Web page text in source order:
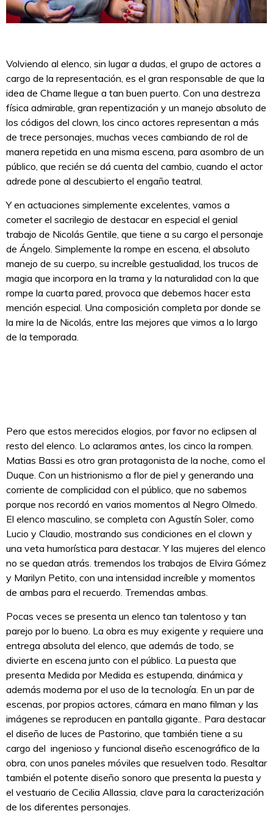
Volviendo al elenco, sin lugar a dudas, el grupo de actores a
cargo de la representación, es el gran responsable de que la
idea de Chame llegue a tan buen puerto. Con una destreza
física admirable, gran repentización y un manejo absoluto de
los códigos del clown, los cinco actores representan a más
de trece personajes, muchas veces cambiando de rol de
manera repetida en una misma escena, para asombro de un
público, que recién se dá cuenta del cambio, cuando el actor
adrede pone al descubierto el engaño teatral.
Y en actuaciones simplemente excelentes, vamos a
cometer el sacrilegio de destacar en especial el genial
trabajo de Nicolás Gentile, que tiene a su cargo el personaje
de Ángelo. Simplemente la rompe en escena, el absoluto
manejo de su cuerpo, su increíble gestualidad, los trucos de
magia que incorpora en la trama y la naturalidad con la que
rompe la cuarta pared, provoca que debemos hacer esta
mención especial. Una composición completa por donde se
la mire la de Nicolás, entre las mejores que vimos a lo largo
de la temporada.
Pero que estos merecidos elogios, por favor no eclipsen al
resto del elenco. Lo aclaramos antes, los cinco la rompen.
Matias Bassi es otro gran protagonista de la noche, como el
Duque. Con un histrionismo a flor de piel y generando una
corriente de complicidad con el público, que no sabemos
porque nos recordó en varios momentos al Negro Olmedo.
El elenco masculino, se completa con Agustín Soler, como
Lucio y Claudio, mostrando sus condiciones en el clown y
una veta humorística para destacar. Y las mujeres del elenco
no se quedan atrás. tremendos los trabajos de Elvira Gómez
y Marilyn Petito, con una intensidad increíble y momentos
de ambas para el recuerdo. Tremendas ambas.
Pocas veces se presenta un elenco tan talentoso y tan
parejo por lo bueno. La obra es muy exigente y requiere una
entrega absoluta del elenco, que además de todo, se
divierte en escena junto con el público. La puesta que
presenta Medida por Medida es estupenda, dinámica y
además moderna por el uso de la tecnología. En un par de
escenas, por propios actores, cámara en mano filman y las
imágenes se reproducen en pantalla gigante.. Para destacar
el diseño de luces de Pastorino, que también tiene a su
cargo del ingenioso y funcional diseño escenográfico de la
obra, con unos paneles móviles que resuelven todo. Resaltar
también el potente diseño sonoro que presenta la puesta y
el vestuario de Cecilia Allassia, clave para la caracterización
de los diferentes personajes.